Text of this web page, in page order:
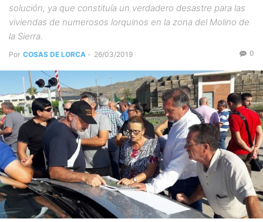
solución, ya que constituía un verdadero desastre para las
viviendas de numerosos lorquinos en la zona del Molino de
la Sierra.
Por COSAS DE LORCA - 26/03/2019 0